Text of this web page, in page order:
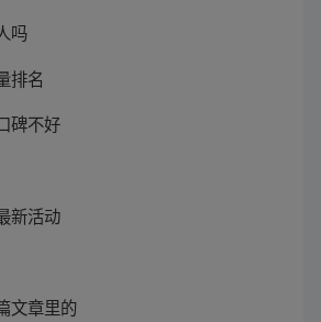
吗
排名
碑不好
新活动
文章里的